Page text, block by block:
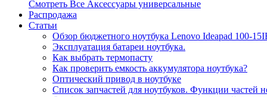
Смотреть Все Аксессуары универсальные
Распродажа
Статьи
Обзор бюджетного ноутбука Lenovo Ideapad 100-
Эксплуатация батареи ноутбука.
Как выбрать термопасту
Как проверить емкость аккумулятора ноутбука?
Оптический привод в ноутбуке
Список запчастей для ноутбуков. Функции частей